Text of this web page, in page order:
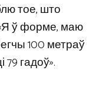
тое, што
ў форме, маю
100 метраў
гадоў».